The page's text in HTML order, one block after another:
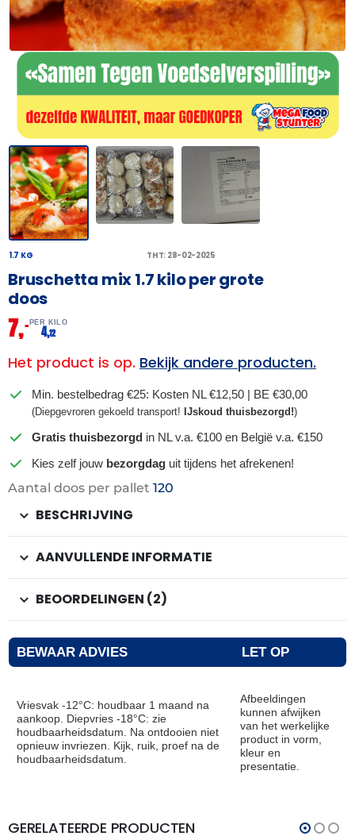
1.7 KG THT: 28-02-2025
Bruschetta mix 1.7 kilo per grote
doos
7,– PER KILO
4,12
Het product is op. Bekijk andere producten.
Min. bestelbedrag €25: Kosten NL €12,50 | BE €30,00
(Diepgevroren gekoeld transport! IJskoud thuisbezorgd!)
Gratis thuisbezorgd in NL v.a. €100 en België v.a. €150
Kies zelf jouw bezorgdag uit tijdens het afrekenen!
Aantal doos per pallet 120
BESCHRIJVING
AANVULLENDE INFORMATIE
BEOORDELINGEN (2)
BEWAAR ADVIES LET OP
Vriesvak -12°C: houdbaar 1 maand na
aankoop. Diepvries -18°C: zie
houdbaarheidsdatum. Na ontdooien niet
opnieuw invriezen. Kijk, ruik, proef na de
houdbaarheidsdatum.
Afbeeldingen
kunnen afwijken
van het werkelijke
product in vorm,
kleur en
presentatie.
GERELATEERDE PRODUCTEN
THT:
31-